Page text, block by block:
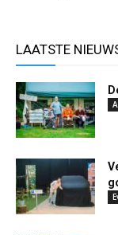
LAATSTE